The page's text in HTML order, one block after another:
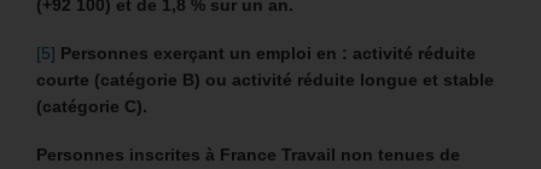
(+92 100) et de 1,8 % sur un an.
[5] Personnes exerçant un emploi en : activité réduite
courte (catégorie B) ou activité réduite longue et stable
(catégorie C).
Personnes inscrites à France Travail non tenues de